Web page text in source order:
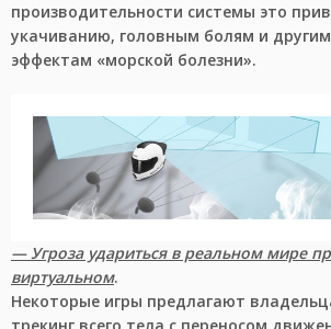
производительности системы это
укачиванию, головным болям и
эффектам «морской болезни».
— Угроза удариться в реальном мире
виртуальном.
Некоторые игры предлагают